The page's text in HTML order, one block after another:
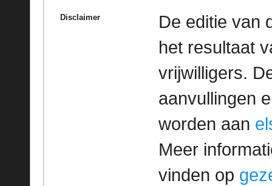
Disclaimer
De editie van
het resultaat
vrijwilligers.
aanvullingen
worden aan
Meer
vinden op